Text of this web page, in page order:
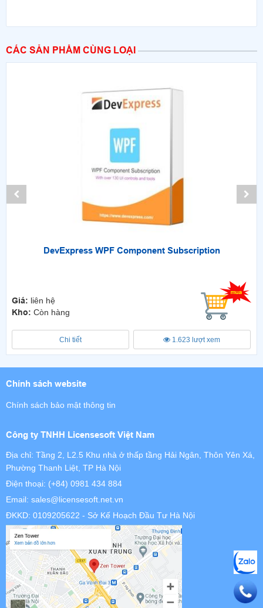
CÁC SẢN PHẨM CÙNG LOẠI
DevExpress WPF Component Subscription
Giá: liên hệ
Kho: Còn hàng
Chi tiết 1.623 lượt xem
Công ty TNHH Licensesoft Việt Nam
Địa chỉ: Tầng 2, L2.5 Khu nhà ở thấp tầng Hải Ngân, Thôn Yên Xá,
Phường Thanh Liệt, TP Hà Nội
Điện thoại: (+84) 0981 434 884
Email: sales@licensesoft.net.vn
ĐKKD: 0109205622 - Sở Kế Hoạch Đầu Tư Hà Nội
Chính sách website
Chính sách bảo mật thông tin